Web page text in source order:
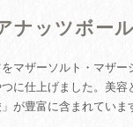
ナッツボー
マザーソルト・マザ
に仕上げました。美
が豊富に含まれていま